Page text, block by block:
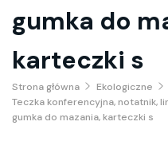
gumka do
karteczki s
Strona główna
Ekologiczne
Teczka konferencyjna, notatnik,
gumka do mazania, karteczki s